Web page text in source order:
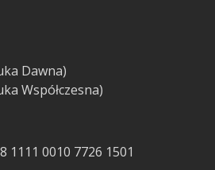
Dawna)
Współczesna)
1111 0010 7726 1501